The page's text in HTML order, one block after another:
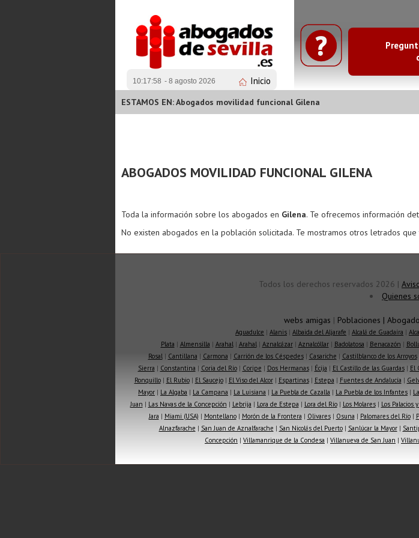
10:17:58 - 8 agosto 2026 Inicio
ESTAMOS EN: Abogados movilidad funcional Gilena
ABOGADOS MOVILIDAD FUNCIONAL GILENA
Toda la información sobre los abogados en Gilena. Te ofrecemos información
No existen abogados en la población solicitada. Te mostramos otros letrados
Todos los derechos reservados 2026 |
Quienes
webs amigas | Poblaciones |
Aguadulce | Alanis | Albaida del Aljarafe | Alcalá de Guadaíra |
Plata | Almensilla | Arahal| Arahal| Aznalcázar| Aznalcóllar| Badolatosa | Benacazón |
Rosal| Cantillana | Carmona | Carrión de los Céspedes| Casariche | Castilblanco de los Arroyos
Sierra | Constantina | Coria del Río| Coripe | Dos Hermanas| Écija | El Castillo de las Guardas| El
Ronquillo| El Rubio| El Saucejo| El Viso del Alcor| Espartinas| Estepa | Fuentes de Andalucía |
Mayor | La Algaba | La Campana | La Luisiana | La Puebla de Cazalla | La Puebla de los Infantes |
Juan | Las Navas de la Concepción | Lebrija | Lora de Estepa | Lora del Río| Los Molares| Los Palacios
Jara | Miami (USA) | Montellano| Morón de la Frontera | Olivares| Osuna | Palomares del Río|
Alnazfarache | San Juan de Aznalfarache | San Nicolás del Puerto| Sanlúcar la Mayor|
Concepción | Villamanrique de la Condesa | Villanueva de San Juan |